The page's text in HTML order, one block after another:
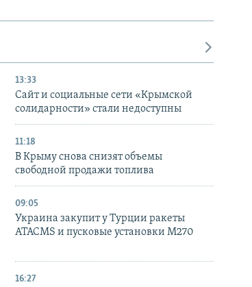
13:33
Сайт и социальные сети «Крымской
солидарности» стали недоступны
11:18
В Крыму снова снизят объемы
свободной продажи топлива
09:05
Украина закупит у Турции ракеты
ATACMS и пусковые установки M270
16:27